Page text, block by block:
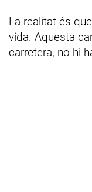
La realitat és
vida. Aquesta
carretera, no hi